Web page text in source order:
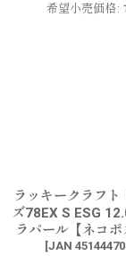
希望小売価格:
ラッキークラフト
ズ78EX S ESG
ラパール【ネコポ
[JAN